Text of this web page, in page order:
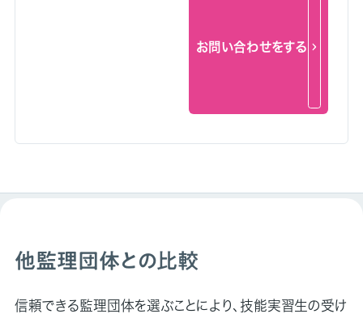
お問い合わせをする
他監理団体との比較
信頼できる監理団体を選ぶことにより、技能実習生の受け